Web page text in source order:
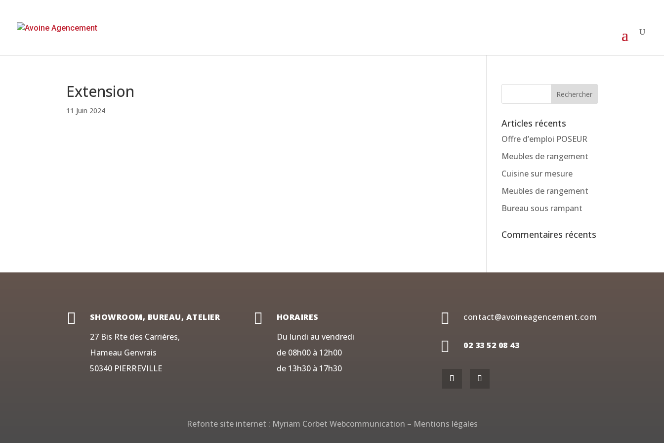
Extension
11 Juin 2024
Articles récents
Offre d’emploi POSEUR
Meubles de rangement
Cuisine sur mesure
Meubles de rangement
Bureau sous rampant
Commentaires récents

SHOWROOM, BUREAU, ATELIER
27 Bis Rte des Carrières,
Hameau Genvrais
50340 PIERREVILLE

HORAIRES
Du lundi au vendredi
de 08h00 à 12h00
de 13h30 à 17h30
 contact@avoineagencement.com
 02 33 52 08 43
Refonte site internet : Myriam Corbet Webcommunication – Mentions légales